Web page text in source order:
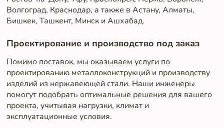
Волгоград, Краснодар, а также в Астану, Алматы,
Бишкек, Ташкент, Минск и Ашхабад.
Проектирование и производство под заказ
Помимо поставок, мы оказываем услуги по
проектированию металлоконструкций и производству
изделий из нержавеющей стали. Наши инженеры
помогут подобрать оптимальные решения для вашего
проекта, учитывая нагрузки, климат и
эксплуатационные условия.